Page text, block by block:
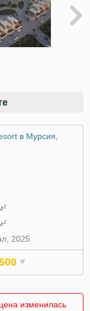
в Мурсия,
2025
изменилась